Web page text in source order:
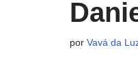
por Vavá da